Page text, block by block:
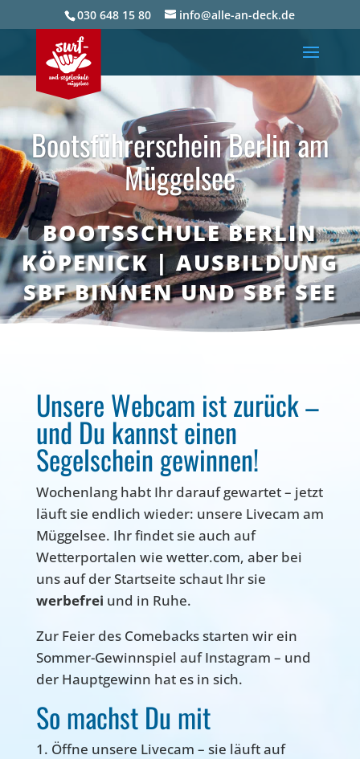
030 648 15 80 info@alle-an-deck.de
Bootsführerschein Berlin am
Müggelsee
BOOTSSCHULE BERLIN
KÖPENICK | AUS­BIL­DUNG
SBF BINNEN UND SBF SEE
Unsere Webcam ist zurück –
und Du kannst einen
Segelschein gewinnen!
Wochenlang habt Ihr darauf gewartet – jetzt
läuft sie endlich wieder: unsere Livecam am
Müggelsee. Ihr findet sie auch auf
Wetterportalen wie wetter.com, aber bei
uns auf der Startseite schaut Ihr sie
werbefrei und in Ruhe.
Zur Feier des Comebacks starten wir ein
Sommer-Gewinnspiel auf Instagram – und
der Hauptgewinn hat es in sich.
So machst Du mit
Öffne unsere Livecam – sie läuft auf